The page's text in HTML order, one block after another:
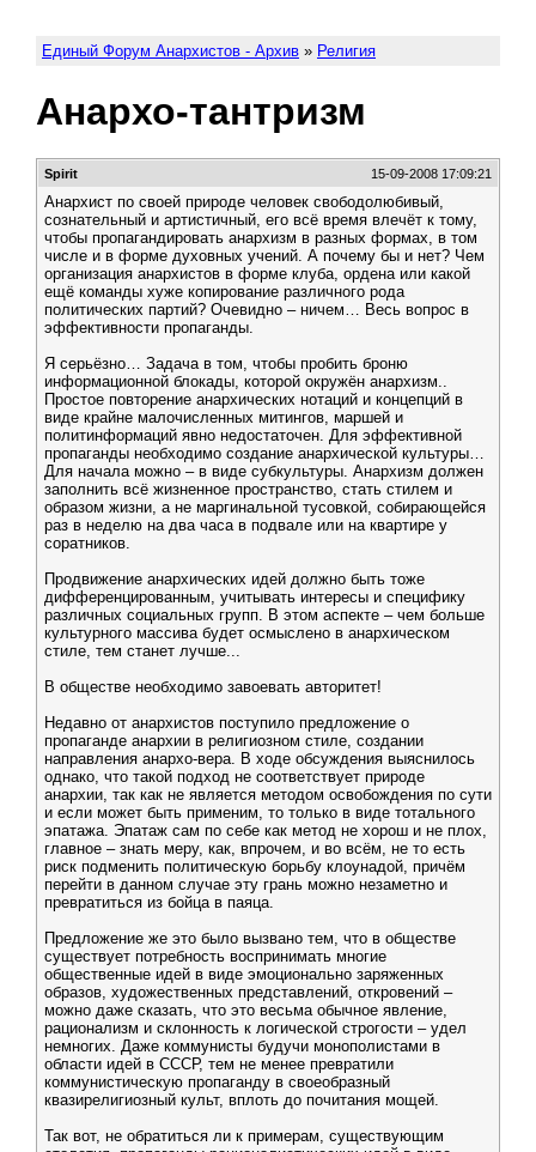
Единый Форум Анархистов - Архив » Религия
Анархо-тантризм
Spirit 15-09-2008 17:09:21
Анархист по своей природе человек свободолюбивый,
сознательный и артистичный, его всё время влечёт к тому,
чтобы пропагандировать анархизм в разных формах, в том
числе и в форме духовных учений. А почему бы и нет? Чем
организация анархистов в форме клуба, ордена или какой
ещё команды хуже копирование различного рода
политических партий? Очевидно – ничем… Весь вопрос в
эффективности пропаганды.
Я серьёзно… Задача в том, чтобы пробить броню
информационной блокады, которой окружён анархизм..
Простое повторение анархических нотаций и концепций в
виде крайне малочисленных митингов, маршей и
политинформаций явно недостаточен. Для эффективной
пропаганды необходимо создание анархической культуры…
Для начала можно – в виде субкультуры. Анархизм должен
заполнить всё жизненное пространство, стать стилем и
образом жизни, а не маргинальной тусовкой, собирающейся
раз в неделю на два часа в подвале или на квартире у
соратников.
Продвижение анархических идей должно быть тоже
дифференцированным, учитывать интересы и специфику
различных социальных групп. В этом аспекте – чем больше
культурного массива будет осмыслено в анархическом
стиле, тем станет лучше...
В обществе необходимо завоевать авторитет!
Недавно от анархистов поступило предложение о
пропаганде анархии в религиозном стиле, создании
направления анархо-вера. В ходе обсуждения выяснилось
однако, что такой подход не соответствует природе
анархии, так как не является методом освобождения по сути
и если может быть применим, то только в виде тотального
эпатажа. Эпатаж сам по себе как метод не хорош и не плох,
главное – знать меру, как, впрочем, и во всём, не то есть
риск подменить политическую борьбу клоунадой, причём
перейти в данном случае эту грань можно незаметно и
превратиться из бойца в паяца.
Предложение же это было вызвано тем, что в обществе
существует потребность воспринимать многие
общественные идей в виде эмоционально заряженных
образов, художественных представлений, откровений –
можно даже сказать, что это весьма обычное явление,
рационализм и склонность к логической строгости – удел
немногих. Даже коммунисты будучи монополистами в
области идей в СССР, тем не менее превратили
коммунистическую пропаганду в своеобразный
квазирелигиозный культ, вплоть до почитания мощей.
Так вот, не обратиться ли к примерам, существующим